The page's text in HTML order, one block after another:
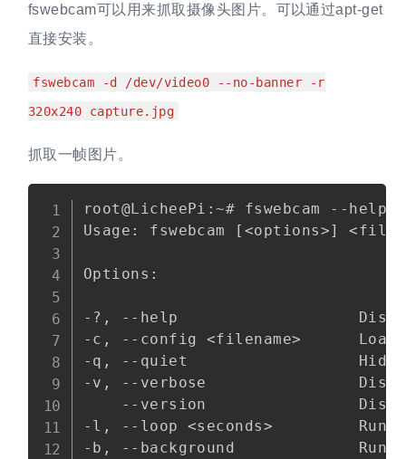
fswebcam可以用来抓取摄像头图片。可以通过apt-get
直接安装。
fswebcam -d /dev/video0 --no-banner -r
320x240 capture.jpg
抓取一帧图片。
root@LicheePi:~# fswebcam --help
Usage: fswebcam [<options>]
Options:
-?, --help
-c, --config <filename>
-q, --quiet                  Hides
-v, --verbose
--version
-l, --loop <seconds>         Run
-b, --background             Run in
Copy